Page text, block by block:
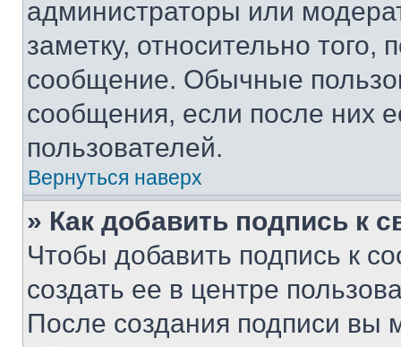
администраторы или
заметку, относительно
сообщение. Обычные
сообщения, если после них
пользователей.
Вернуться наверх
» Как добавить подпись к
Чтобы добавить подпись к
создать ее в центре
После создания подписи вы